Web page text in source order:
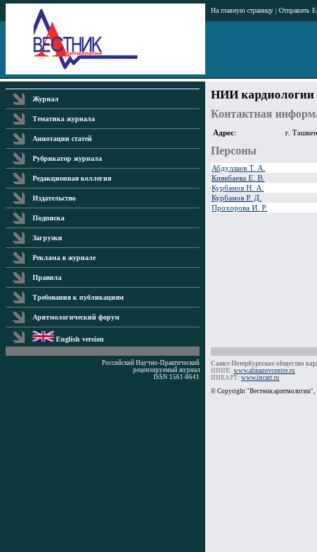
На главную страницу | Отправить
Журнал
Тематика журнала
Аннотации статей
Рубрикатор журнала
Редакционная коллегия
Издательство
Подписка
Загрузки
Реклама в журнале
Правила
Требования к публикациям
Аритмологический форум
English version
НИИ кардиологии
Контактная
Адрес: г.
Персоны
Абдуллаев Т. А.
Киякбаева Е. В.
Курбанов Н. А.
Курбанов Р. Д.
Прохорова И. Р.
Российский Научно-Практический
рецензируемый журнал
ISSN 1561-8641
Санкт-Петербургское общество
НИИК: www.almazovcentre.ru
ИНКАРТ: www.incart.ru
© Copyright "Вестник аритмологии",